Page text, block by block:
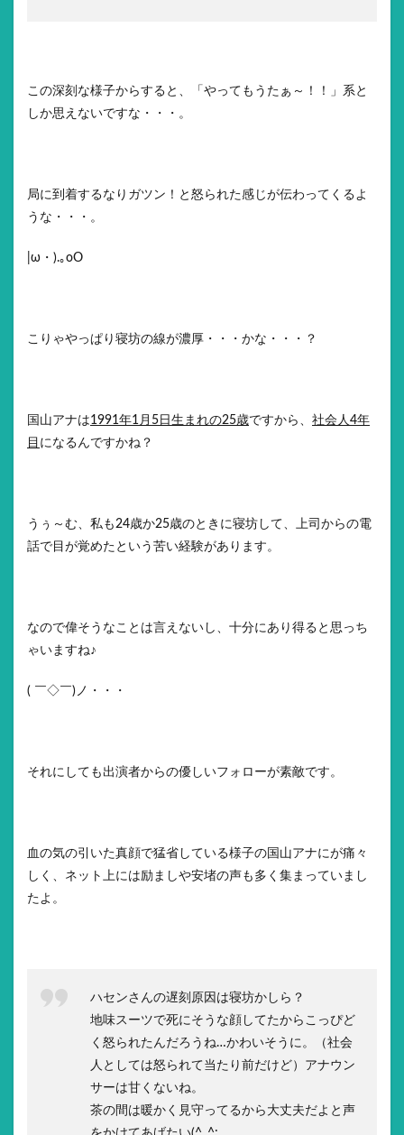
この深刻な様子からすると、「やってもうたぁ～！！」系と
しか思えないですな・・・。
局に到着するなりガツン！と怒られた感じが伝わってくるよ
うな・・・。
|ω・).｡oO
こりゃやっぱり寝坊の線が濃厚・・・かな・・・？
国山アナは1991年1月5日生まれの25歳ですから、 社会人4年
目 になるんですかね？
うぅ～む、私も24歳か25歳のときに寝坊して、上司からの電
話で目が覚めたという苦い経験があります。
なので偉そうなことは言えないし、十分にあり得ると思っち
ゃいますね♪
( ￣◇￣)ノ・・・
それにしても出演者からの優しいフォローが素敵です。
血の気の引いた真顔で猛省している様子の国山アナにが痛々
しく、ネット上には励ましや安堵の声も多く集まっていまし
たよ。
ハセンさんの遅刻原因は寝坊かしら？
地味スーツで死にそうな顔してたからこっぴど
く怒られたんだろうね…かわいそうに。（社会
人としては怒られて当たり前だけど）アナウン
サーは甘くないね。
茶の間は暖かく見守ってるから大丈夫だよと声